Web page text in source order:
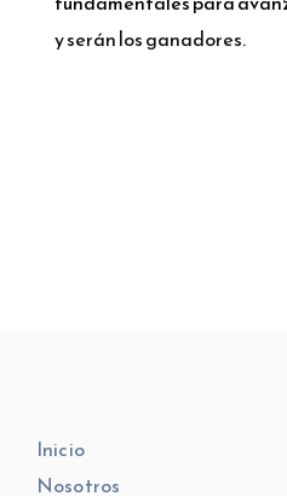
y serán los ganadores.
Inicio
Nosotros